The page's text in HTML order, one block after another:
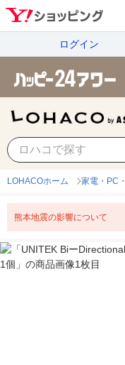
ログイン
LOHACOホーム 家電・PC
熊本地震の影響について